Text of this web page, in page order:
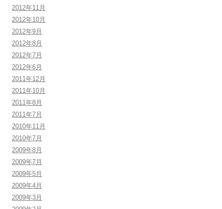
2012年11月
2012年10月
2012年9月
2012年8月
2012年7月
2012年6月
2011年12月
2011年10月
2011年8月
2011年7月
2010年11月
2010年7月
2009年8月
2009年7月
2009年5月
2009年4月
2009年3月